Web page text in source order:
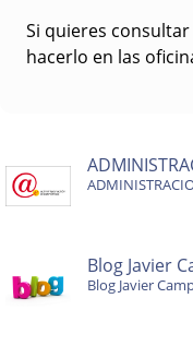
Si quieres
hacerlo en las
Blog Javier
Blog Javier